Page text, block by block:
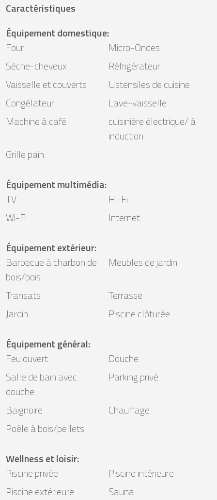
Caractéristiques
Équipement domestique:
Four
Micro-Ondes
Sèche-cheveux
Réfrigérateur
Vaisselle et couverts
Ustensiles de cuisine
Congélateur
Lave-vaisselle
Machine à café
cuisinière électrique/ à
induction
Grille pain
Équipement multimédia:
TV
Hi-Fi
Wi-Fi
Internet
Équipement extérieur:
Barbecue à charbon de
bois/bois
Meubles de jardin
Transats
Terrasse
Jardin
Piscine clôturée
Équipement général:
Feu ouvert
Douche
Salle de bain avec
douche
Parking privé
Baignoire
Chauffage
Poêle à bois/pellets
Wellness et loisir:
Piscine privée
Piscine intérieure
Piscine extérieure
Sauna